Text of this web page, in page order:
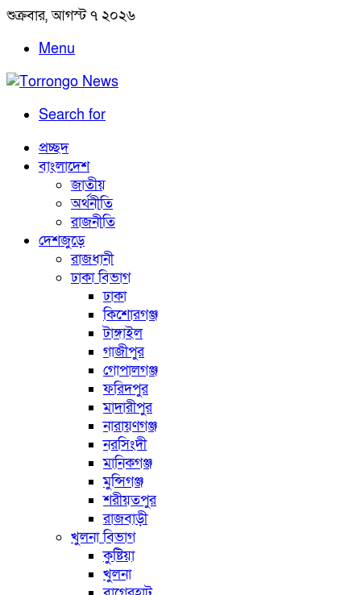
শুক্রবার, আগস্ট ৭ ২০২৬
Menu
Search for
প্রচ্ছদ
বাংলাদেশ
জাতীয়
অর্থনীতি
রাজনীতি
দেশজুড়ে
রাজধানী
ঢাকা বিভাগ
ঢাকা
কিশোরগঞ্জ
টাঙ্গাইল
গাজীপুর
গোপালগঞ্জ
ফরিদপুর
মাদারীপুর
নারায়ণগঞ্জ
নরসিংদী
মানিকগঞ্জ
মুন্সিগঞ্জ
শরীয়তপুর
রাজবাড়ী
খুলনা বিভাগ
কুষ্টিয়া
খুলনা